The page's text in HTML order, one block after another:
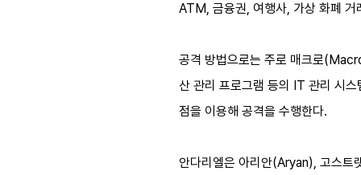
ATM, 금융권, 여행사, 가상 화폐 거
공격 방법으로는 주로 매크로
산 관리 프로그램 등의 IT 관리 시
점을 이용해 공격을 수행한다.
안다리엘은 아리안(Aryan), 고스